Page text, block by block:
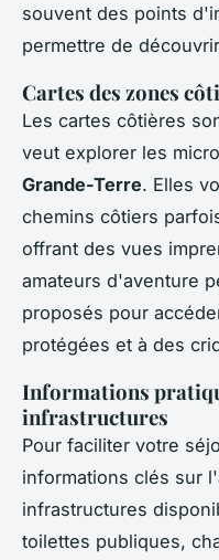
souvent des points
permettre de
Cartes des zones
Les cartes côtières
veut explorer les
Grande-Terre. Elles
chemins côtiers
offrant des vues
amateurs d'aventure
proposés pour
protégées et à des
Informations
infrastructures
Pour faciliter votre
informations clés sur
infrastructures
toilettes publiques,